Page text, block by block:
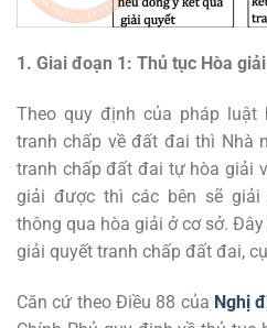
1. Giai đoạn 1: Thủ tục Hòa
Theo quy định của pháp luật
tranh chấp về đất đai thì Nhà
tranh chấp đất đai tự hòa giải
giải được thì các bên sẽ
thông qua hòa giải ở cơ sở.
giải quyết tranh chấp đất đai,
Căn cứ theo Điều 88 của Nghị